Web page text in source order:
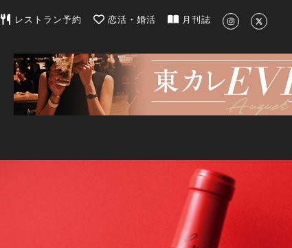
東京カレンダー | 最新のグルメ、洗練されたライフスタイル情報
レストラン予約 恋活・婚活 月刊誌